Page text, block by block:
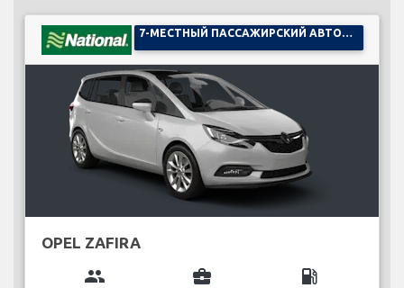
7-МЕСТНЫЙ ПАССАЖИРСКИЙ АВТОМОБИЛЬ
OPEL ZAFIRA
group business_center local_gas_station